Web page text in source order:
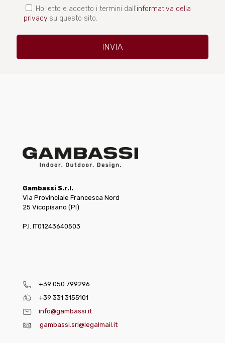
Ho letto e accetto i termini dall'informativa della
privacy su questo sito.
Gambassi S.r.l.
Via Provinciale Francesca Nord
25 Vicopisano (PI)
P.I. IT01243640503
+39 050 799296
+39 331 3155101
info@gambassi.it
gambassi.srl@legalmail.it